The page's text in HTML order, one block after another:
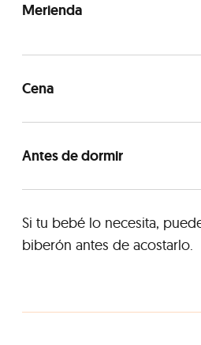
Merienda
Cena
Antes de dormir
Si tu bebé lo necesita,
biberón antes de acostarlo.